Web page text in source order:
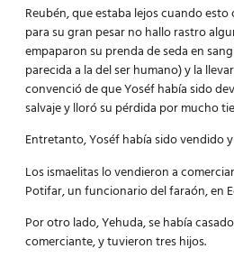
Reubén, que estaba lejos cuando
para su gran pesar no hallo rastro
empaparon su prenda de seda en
parecida a la del ser humano) y la
convenció de que Yoséf había sido
salvaje y lloró su pérdida por mucho
Entretanto, Yoséf había sido vendido
Los ismaelitas lo vendieron a
Potifar, un funcionario del faraón, en
Por otro lado, Yehuda, se había
comerciante, y tuvieron tres hijos.